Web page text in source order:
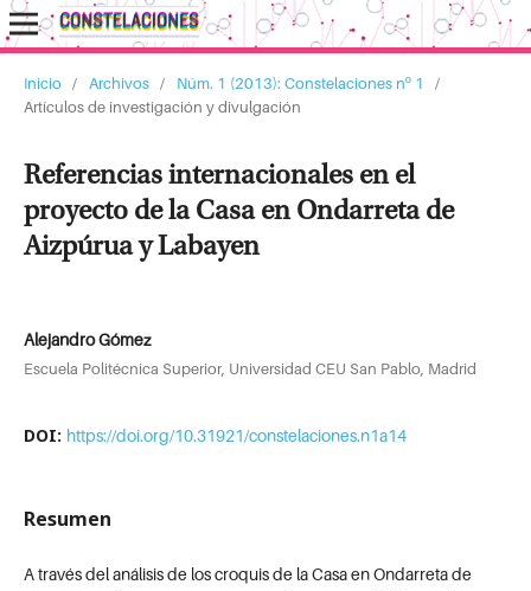
Inicio / Archivos / Núm. 1 (2013): Constelaciones nº 1
/
Artículos de investigación y divulgación
Referencias internacionales en el
proyecto de la Casa en Ondarreta de
Aizpúrua y Labayen
Alejandro Gómez
Escuela Politécnica Superior, Universidad CEU San Pablo, Madrid
DOI: https://doi.org/10.31921/constelaciones.n1a14
Resumen
A través del análisis de los croquis de la Casa en Ondarreta de